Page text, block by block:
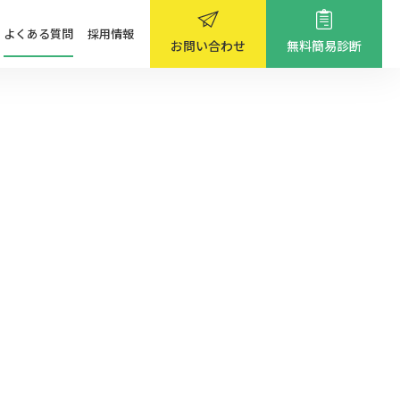
よくある質問 採用情報
お問い合わせ 無料簡易診断